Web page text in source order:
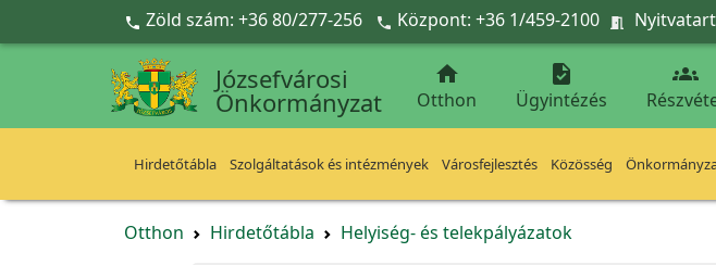
Ugrás a fő tartalomra
 Zöld szám: +36 80/277-256  Központ: +36 1/459-2100 
Józsefvárosi
Önkormányzat

Otthon

Ügyintézés

Hirdetőtábla Szolgáltatások és intézmények Városfejlesztés Közösség
Otthon Hirdetőtábla Helyiség- és telekpályázatok